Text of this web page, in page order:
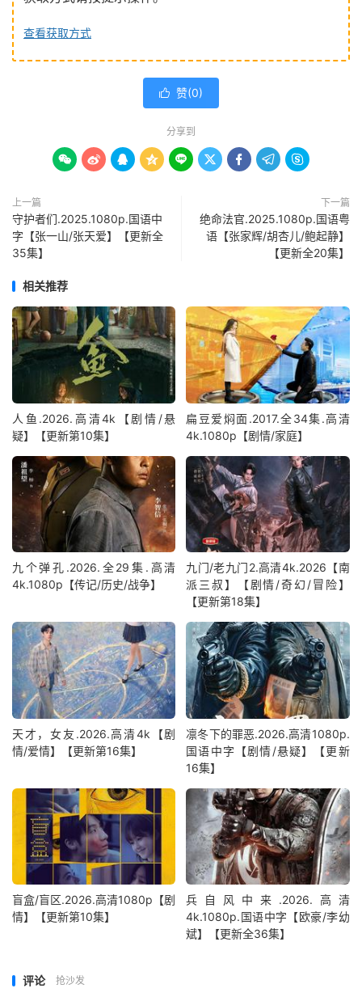
查看获取方式
 赞(0)
分享到
        
上一篇
守护者们.2025.1080p.国语中
字【张一山/张天爱】【更新全
35集】
下一篇
绝命法官.2025.1080p.国语粤
语【张家辉/胡杏儿/鲍起静】
【更新全20集】
相关推荐
人鱼.2026.高清4k【剧情/悬
疑】【更新第10集】
扁豆爱焖面.2017.全34集.高清
4k.1080p【剧情/家庭】
九个弹孔.2026.全29集.高清
4k.1080p【传记/历史/战争】
九门/老九门2.高清4k.2026【南
派三叔】【剧情/奇幻/冒险】
【更新第18集】
天才，女友.2026.高清4k【剧
情/爱情】【更新第16集】
凛冬下的罪恶.2026.高清1080p.
国语中字【剧情/悬疑】【更新
16集】
盲盒/盲区.2026.高清1080p【剧
情】【更新第10集】
兵自风中来‎.2026.高清
4k.1080p.国语中字【欧豪/李幼
斌】【更新全36集】
评论 抢沙发